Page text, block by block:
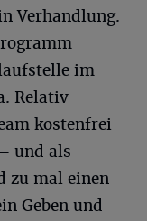
Verhandlung.
im
Relativ
kostenfrei
und als
zu mal einen
Geben und